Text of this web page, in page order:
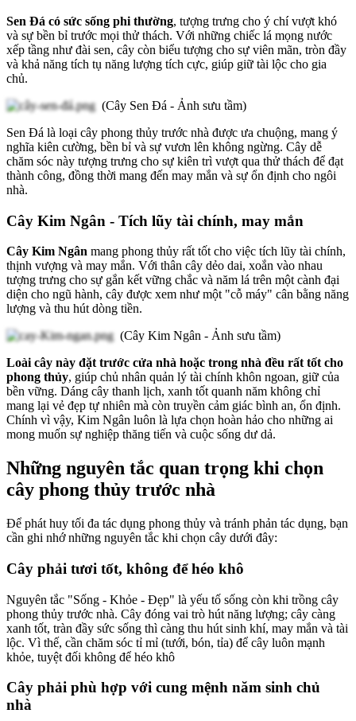
Sen Đá có sức sống phi thường, tượng trưng cho ý chí vượt khó
và sự bền bỉ trước mọi thử thách. Với những chiếc lá mọng nước
xếp tầng như đài sen, cây còn biểu tượng cho sự viên mãn, tròn đầy
và khả năng tích tụ năng lượng tích cực, giúp giữ tài lộc cho gia
chủ.
(Cây Sen Đá - Ảnh sưu tầm)
Sen Đá là loại cây phong thủy trước nhà được ưa chuộng, mang ý
nghĩa kiên cường, bền bỉ và sự vươn lên không ngừng. Cây dễ
chăm sóc này tượng trưng cho sự kiên trì vượt qua thử thách để đạt
thành công, đồng thời mang đến may mắn và sự ổn định cho ngôi
nhà.
Cây Kim Ngân - Tích lũy tài chính, may mắn
Cây Kim Ngân mang phong thủy rất tốt cho việc tích lũy tài chính,
thịnh vượng và may mắn. Với thân cây dẻo dai, xoắn vào nhau
tượng trưng cho sự gắn kết vững chắc và năm lá trên một cành đại
diện cho ngũ hành, cây được xem như một "cỗ máy" cân bằng năng
lượng và thu hút dòng tiền.
(Cây Kim Ngân - Ảnh sưu tầm)
Loài cây này đặt trước cửa nhà hoặc trong nhà đều rất tốt cho
phong thủy, giúp chủ nhân quản lý tài chính khôn ngoan, giữ của
bền vững. Dáng cây thanh lịch, xanh tốt quanh năm không chỉ
mang lại vẻ đẹp tự nhiên mà còn truyền cảm giác bình an, ổn định.
Chính vì vậy, Kim Ngân luôn là lựa chọn hoàn hảo cho những ai
mong muốn sự nghiệp thăng tiến và cuộc sống dư dả.
Những nguyên tắc quan trọng khi chọn
cây phong thủy trước nhà
Để phát huy tối đa tác dụng phong thủy và tránh phản tác dụng, bạn
cần ghi nhớ những nguyên tắc khi chọn cây dưới đây:
Cây phải tươi tốt, không để héo khô
Nguyên tắc "Sống - Khỏe - Đẹp" là yếu tố sống còn khi trồng cây
phong thủy trước nhà. Cây đóng vai trò hút năng lượng; cây càng
xanh tốt, tràn đầy sức sống thì càng thu hút sinh khí, may mắn và tài
lộc. Vì thế, cần chăm sóc tỉ mỉ (tưới, bón, tỉa) để cây luôn mạnh
khỏe, tuyệt đối không để héo khô
Cây phải phù hợp với cung mệnh năm sinh chủ
nhà